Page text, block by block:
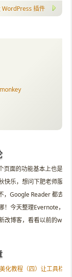
WordPress 插件
页面的功能基本上也是
快乐，想问下肥老师服
，Google Reader 都去
！今天整理Evernote，
改博客，看看以前的wp
化教程（四）让工具栏更